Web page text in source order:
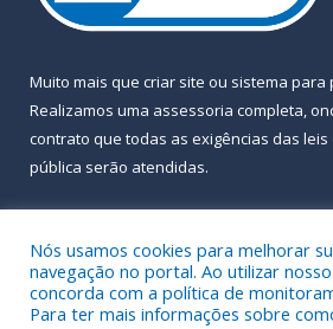
Muito mais que criar site ou sistema para
Realizamos uma assessoria completa,
contrato que todas as exigências das leis
pública serão atendidas.
Nós usamos cookies para melhorar
navegação no portal. Ao utilizar
concorda com a política de
Para ter mais informações sobre